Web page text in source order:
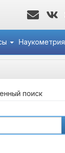
Наукометрия
поиск